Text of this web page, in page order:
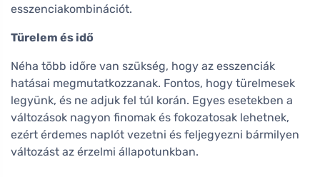
esszenciakombinációt.
Türelem és idő
Néha több időre van szükség, hogy az esszenciák
hatásai megmutatkozzanak. Fontos, hogy türelmesek
legyünk, és ne adjuk fel túl korán. Egyes esetekben a
változások nagyon finomak és fokozatosak lehetnek,
ezért érdemes naplót vezetni és feljegyezni bármilyen
változást az érzelmi állapotunkban.